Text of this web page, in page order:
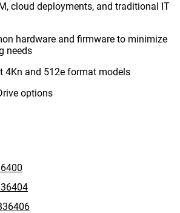
cloud deployments, and traditional IT
hardware and firmware to minimize
needs
4Kn and 512e format models
options